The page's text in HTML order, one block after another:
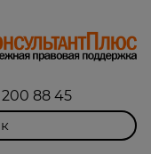
88 45